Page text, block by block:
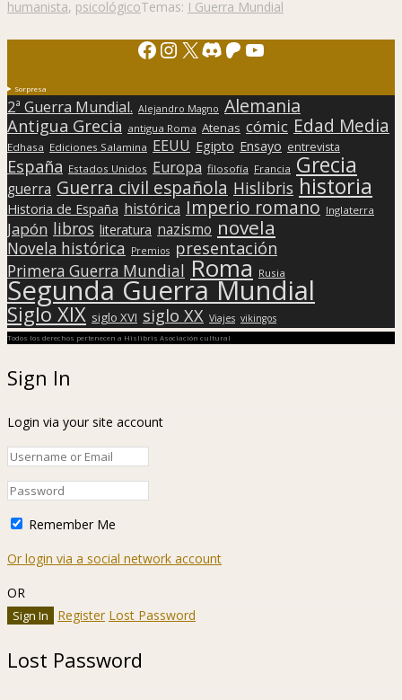
humanista, psicológicoTemas: I Guerra Mundial
Facebook
Instagram
X Discord
Patreon
YouTube
Sorpresa
2ª Guerra Mundial. Alejandro Magno Alemania
Antigua Grecia antigua Roma Atenas cómic Edad Media
Edhasa Ediciones Salamina EEUU Egipto Ensayo entrevista
España Estados Unidos Europa filosofía Francia Grecia
guerra Guerra civil española Hislibris historia
Historia de España histórica Imperio romano Inglaterra
Japón libros literatura nazismo novela
Novela histórica Premios presentación
Primera Guerra Mundial Roma Rusia
Segunda Guerra Mundial
Siglo XIX siglo XVI siglo XX Viajes vikingos
Todos los derechos pertenecen a Hislibris Asociación cultural
Sign In
Login via your site account
Remember Me
Or login via a social network account
OR
Register Lost Password
Lost Password